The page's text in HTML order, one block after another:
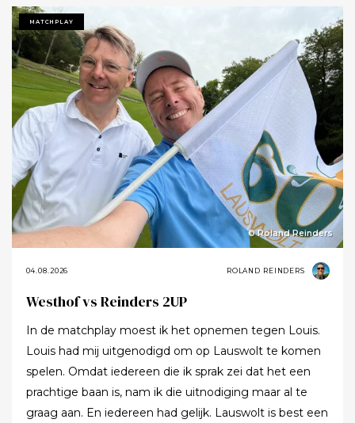
MATCHPLAY
© Roland Reinders
04.08.2026 ROLAND REINDERS
Westhof vs Reinders 2UP
In de matchplay moest ik het opnemen tegen Louis.
Louis had mij uitgenodigd om op Lauswolt te komen
spelen. Omdat iedereen die ik sprak zei dat het een
prachtige baan is, nam ik die uitnodiging maar al te
graag aan. En iedereen had gelijk. Lauswolt is best een